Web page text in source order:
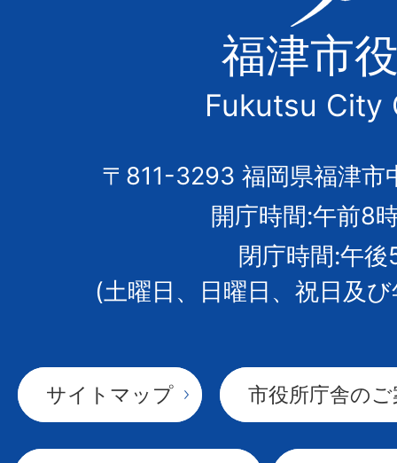
津
市
の
市
章
福津市
Fukutsu City
〒811-3293 福岡県福津市
開庁時間:午前8
閉庁時間:午後
(土曜日、日曜日、祝日及
サイトマップ 市役所庁舎の